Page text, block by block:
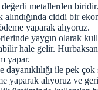
değerli metallerden
ciddi bir
yaparak alıyoruz.
yaygın olarak
hale gelir.
yapar.
ile pek
yaparak alıyoruz ve